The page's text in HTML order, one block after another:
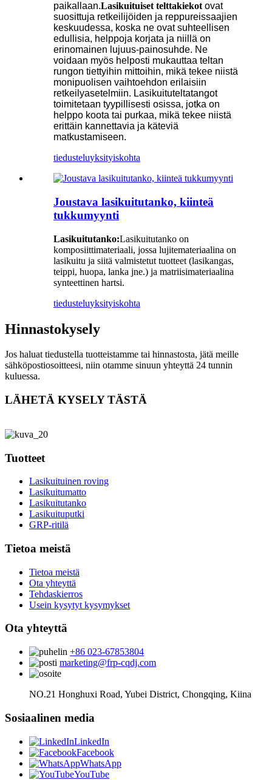
paikallaan.Lasikuituiset telttakiekot ovat
suosittuja retkeilijöiden ja reppureissaajien
keskuudessa, koska ne ovat suhteellisen
edullisia, helppoja korjata ja niillä on
erinomainen lujuus-painosuhde. Ne
voidaan myös helposti mukauttaa teltan
rungon tiettyihin mittoihin, mikä tekee niistä
monipuolisen vaihtoehdon erilaisiin
retkeilyasetelmiin. Lasikuituteltatangot
toimitetaan tyypillisesti osissa, jotka on
helppo koota tai purkaa, mikä tekee niistä
erittäin kannettavia ja käteviä
matkustamiseen.
tiedusteluyksityiskohta
Joustava lasikuitutanko, kiinteä
tukkumyynti
Lasikuitutanko:Lasikuitutanko on
komposiittimateriaali, jossa lujitemateriaalina on
lasikuitu ja siitä valmistetut tuotteet (lasikangas,
teippi, huopa, lanka jne.) ja matriisimateriaalina
synteettinen hartsi.
tiedusteluyksityiskohta
Hinnastokysely
Jos haluat tiedustella tuotteistamme tai hinnastosta, jätä meille
sähköpostiosoitteesi, niin otamme sinuun yhteyttä 24 tunnin
kuluessa.
LÄHETÄ KYSELY TÄSTÄ
Tuotteet
Lasikuituinen roving
Lasikuitumatto
Lasikuitutanko
Lasikuituputki
GRP-ritilä
Tietoa meistä
Tietoa meistä
Ota yhteyttä
Tehdaskierros
Usein kysytyt kysymykset
Ota yhteyttä
+86 023-67853804
marketing@frp-cqdj.com
NO.21 Honghuxi Road, Yubei District, Chongqing, Kiina
Sosiaalinen media
LinkedIn
Facebook
WhatsApp
YouTube